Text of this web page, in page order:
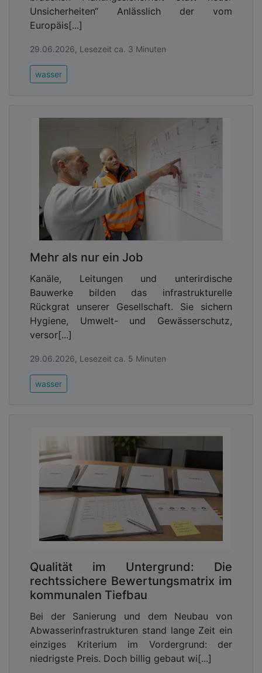
Unsicherheiten“ Anlässlich der vom
Europäis[...]
29.06.2026, Lesezeit ca. 3 Minuten
wasser
Mehr als nur ein Job
Kanäle, Leitungen und unterirdische
Bauwerke bilden das infrastrukturelle
Rückgrat unserer Gesellschaft. Sie sichern
Hygiene, Umwelt- und Gewässerschutz,
versor[...]
29.06.2026, Lesezeit ca. 5 Minuten
wasser
Qualität im Untergrund: Die
rechtssichere Bewertungsmatrix im
kommunalen Tiefbau
Bei der Sanierung und dem Neubau von
Abwasserinfrastrukturen stand lange Zeit ein
einziges Kriterium im Vordergrund: der
niedrigste Preis. Doch billig gebaut wi[...]